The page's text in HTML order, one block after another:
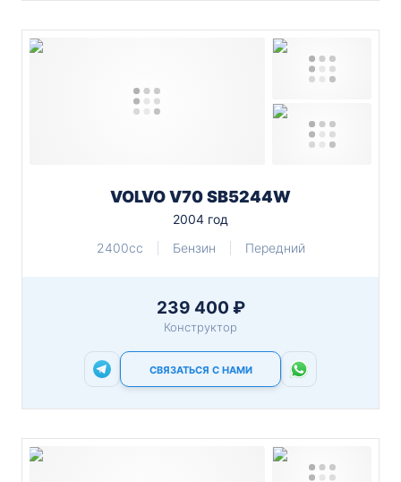
VOLVO V70 SB5244W
2004 год
2400cc
Бензин Передний
239 400 ₽
Конструктор
СВЯЗАТЬСЯ С НАМИ